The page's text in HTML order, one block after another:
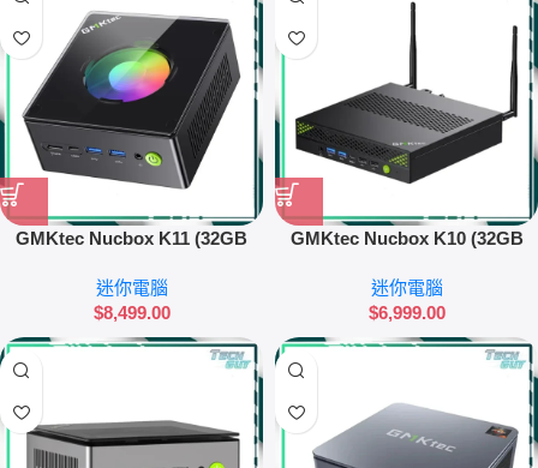
GMKtec Nucbox K11 (32GB
迷你電腦
$8,499.00
GMKtec Nucbox K10 (32GB
迷你電腦
$6,999.00